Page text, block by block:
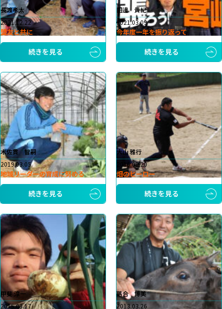
長渡孝太
2021.12.22
盟友と共に
続きを見る
田邊 貴紀
2021.03.09
今年度一年を振り返って
続きを見る
木佐貫 智嗣
2019.03.05
地域リーダーの育成に努める
続きを見る
大山 雅行
2016.09.20
畑のヒーロー
続きを見る
甲斐 淳一
2015.03.17
落合 博美
2013.03.26